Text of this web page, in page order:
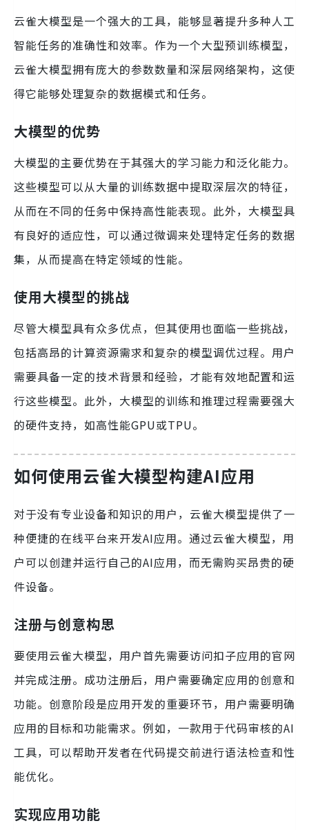
云雀大模型是一个强大的工具，能够显著提升多种人工
智能任务的准确性和效率。作为一个大型预训练模型，
云雀大模型拥有庞大的参数数量和深层网络架构，这使
得它能够处理复杂的数据模式和任务。
大模型的优势
大模型的主要优势在于其强大的学习能力和泛化能力。
这些模型可以从大量的训练数据中提取深层次的特征，
从而在不同的任务中保持高性能表现。此外，大模型具
有良好的适应性，可以通过微调来处理特定任务的数据
集，从而提高在特定领域的性能。
使用大模型的挑战
尽管大模型具有众多优点，但其使用也面临一些挑战，
包括高昂的计算资源需求和复杂的模型调优过程。用户
需要具备一定的技术背景和经验，才能有效地配置和运
行这些模型。此外，大模型的训练和推理过程需要强大
的硬件支持，如高性能GPU或TPU。
如何使用云雀大模型构建AI应用
对于没有专业设备和知识的用户，云雀大模型提供了一
种便捷的在线平台来开发AI应用。通过云雀大模型，用
户可以创建并运行自己的AI应用，而无需购买昂贵的硬
件设备。
注册与创意构思
要使用云雀大模型，用户首先需要访问扣子应用的官网
并完成注册。成功注册后，用户需要确定应用的创意和
功能。创意阶段是应用开发的重要环节，用户需要明确
应用的目标和功能需求。例如，一款用于代码审核的AI
工具，可以帮助开发者在代码提交前进行语法检查和性
能优化。
实现应用功能